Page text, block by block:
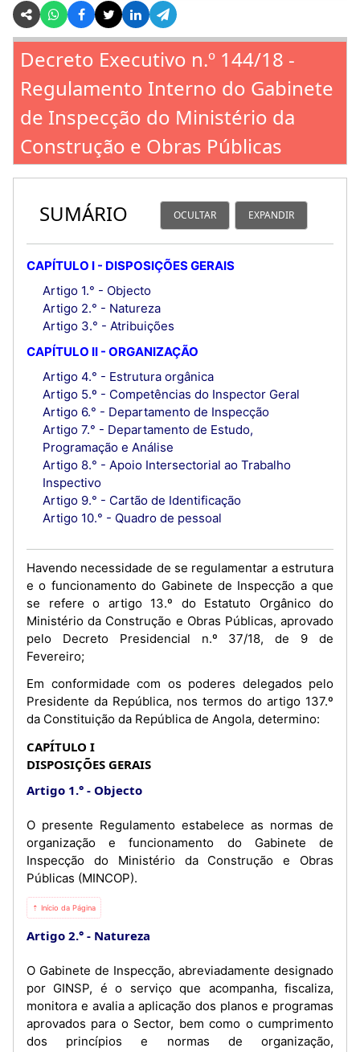
Decreto Executivo n.º 144/18 -
Regulamento Interno do Gabinete
de Inspecção do Ministério da
Construção e Obras Públicas
SUMÁRIO OCULTAR EXPANDIR
CAPÍTULO I - DISPOSIÇÕES GERAIS
Artigo 1.° - Objecto
Artigo 2.° - Natureza
Artigo 3.° - Atribuições
CAPÍTULO II - ORGANIZAÇÃO
Artigo 4.° - Estrutura orgânica
Artigo 5.º - Competências do Inspector Geral
Artigo 6.° - Departamento de Inspecção
Artigo 7.° - Departamento de Estudo,
Programação e Análise
Artigo 8.° - Apoio Intersectorial ao Trabalho
Inspectivo
Artigo 9.° - Cartão de Identificação
Artigo 10.° - Quadro de pessoal
Havendo necessidade de se regulamentar a estrutura
e o funcionamento do Gabinete de Inspecção a que
se refere o artigo 13.º do Estatuto Orgânico do
Ministério da Construção e Obras Públicas, aprovado
pelo Decreto Presidencial n.º 37/18, de 9 de
Fevereiro;
Em conformidade com os poderes delegados pelo
Presidente da República, nos termos do artigo 137.º
da Constituição da República de Angola, determino:
CAPÍTULO I
DISPOSIÇÕES GERAIS
Artigo 1.°
Objecto
O presente Regulamento estabelece as normas de
organização e funcionamento do Gabinete de
Inspecção do Ministério da Construção e Obras
Públicas (MINCOP).
⇡ Início da Página
Artigo 2.° Natureza
O Gabinete de Inspecção, abreviadamente designado
por GINSP, é o serviço que acompanha, fiscaliza,
monitora e avalia a aplicação dos planos e programas
aprovados para o Sector, bem como o cumprimento
dos princípios e normas de organização,